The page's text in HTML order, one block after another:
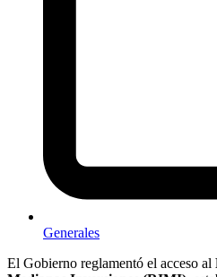
Generales
El Gobierno reglamentó el acceso al